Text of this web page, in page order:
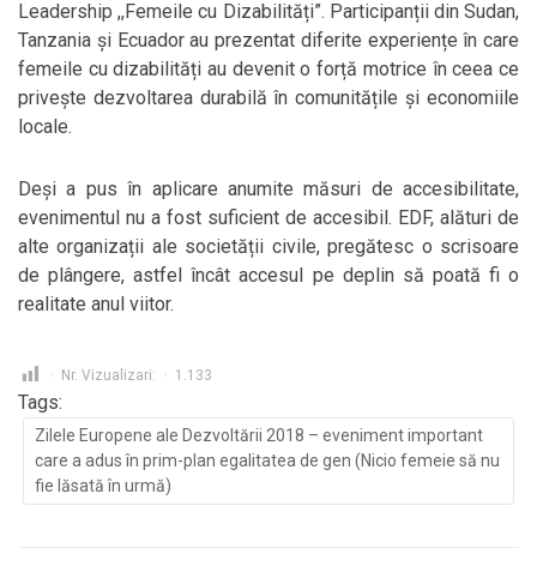
Leadership ,,Femeile cu Dizabilități”. Participanții din Sudan,
Tanzania și Ecuador au prezentat diferite experiențe în care
femeile cu dizabilități au devenit o forță motrice în ceea ce
privește dezvoltarea durabilă în comunitățile și economiile
locale.
Deși a pus în aplicare anumite măsuri de accesibilitate,
evenimentul nu a fost suficient de accesibil. EDF, alături de
alte organizații ale societății civile, pregătesc o scrisoare
de plângere, astfel încât accesul pe deplin să poată fi o
realitate anul viitor.
Nr. Vizualizari: 1.133
Tags:
Zilele Europene ale Dezvoltării 2018 – eveniment important
care a adus în prim-plan egalitatea de gen (Nicio femeie să nu
fie lăsată în urmă)